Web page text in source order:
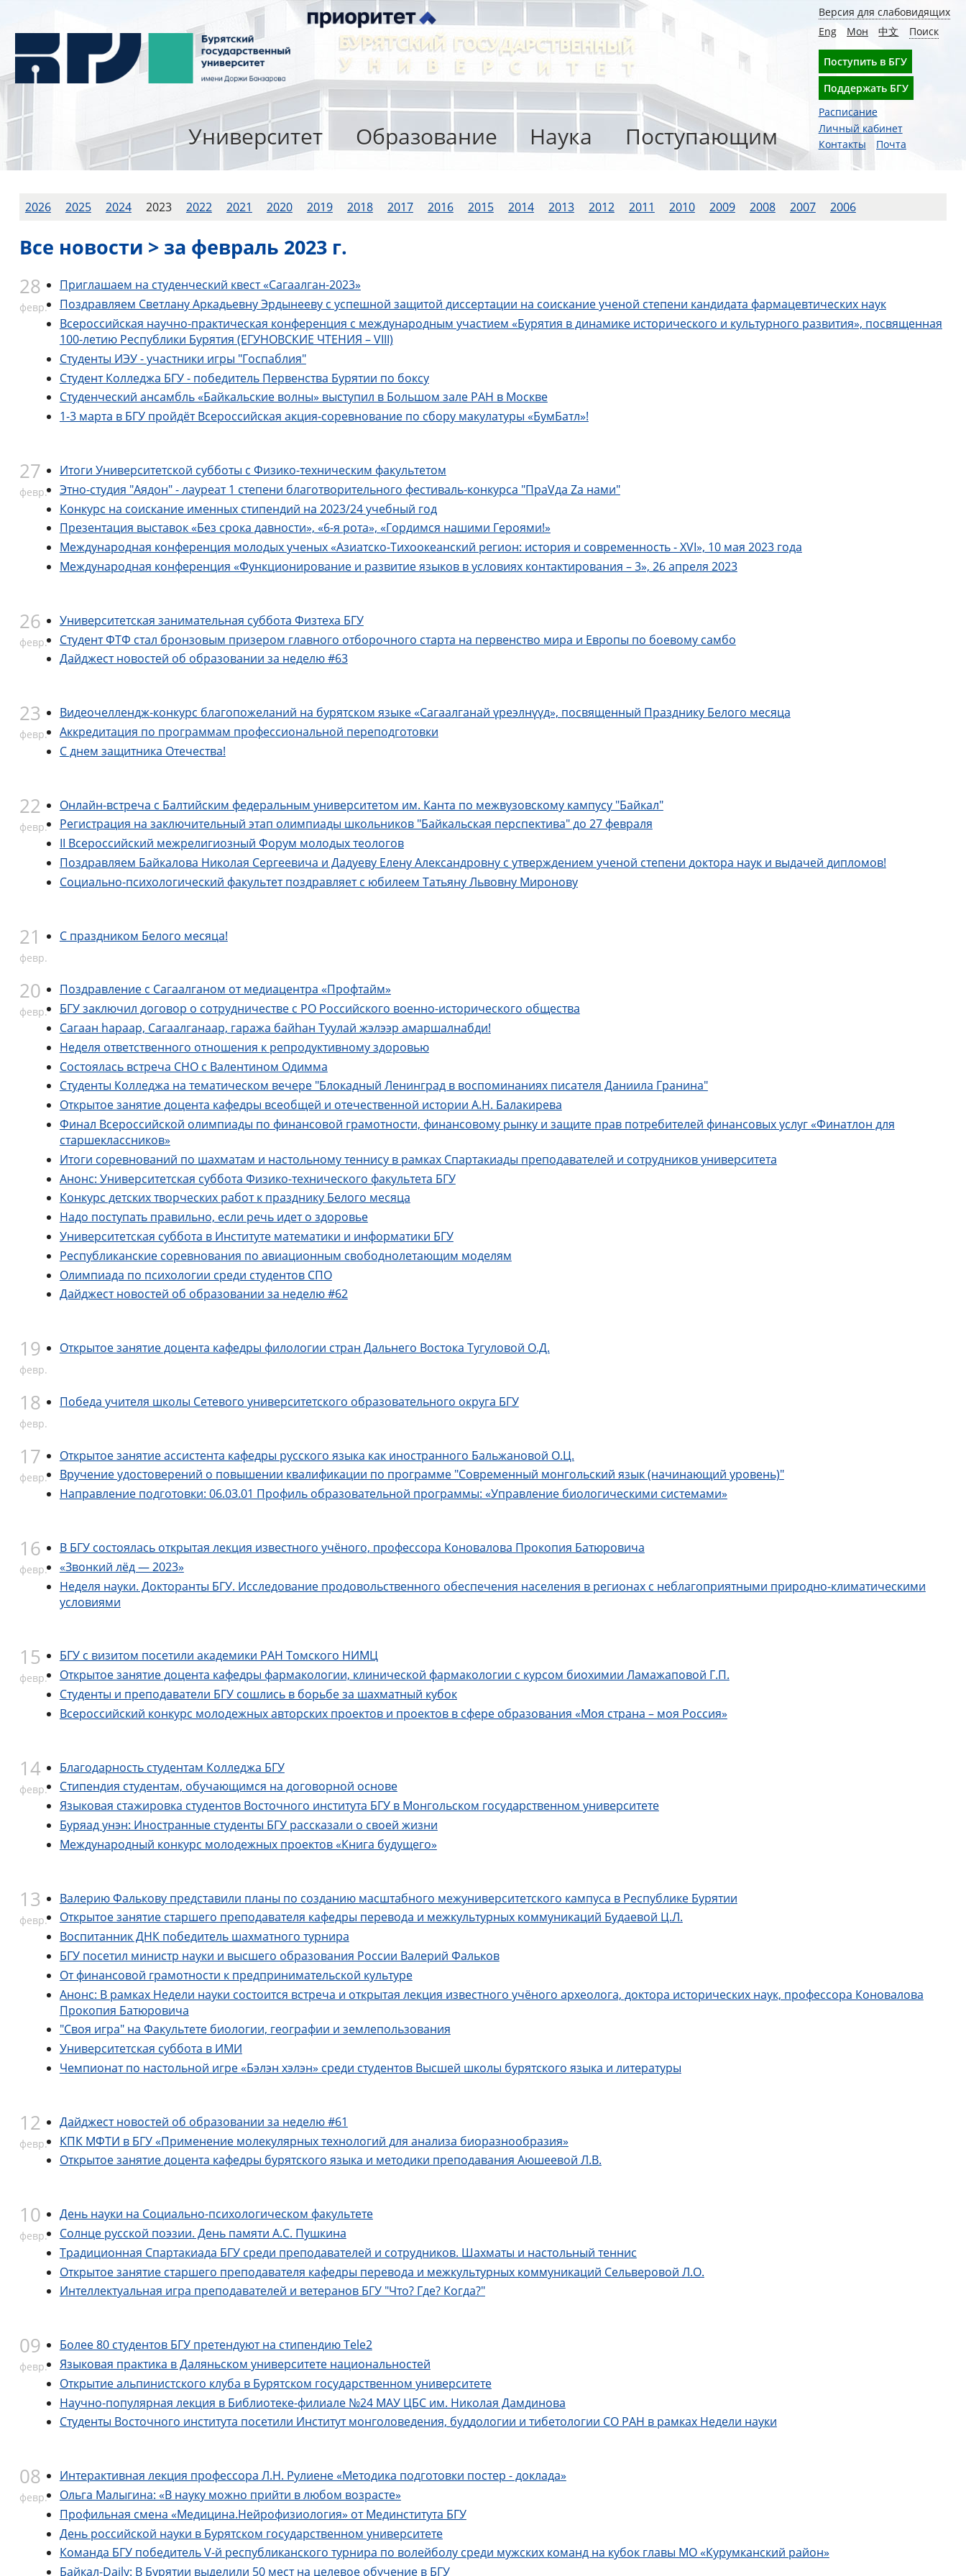
Версия для слабовидящих
Eng
Мон 中文 Поиск
Поступить в БГУ
Поддержать БГУ
Расписание
Личный кабинет
Контакты
Почта
Университет Образование Наука Поступающим
2026 2025 2024 2023 2022 2021 2020 2019 2018 2017 2016 2015 2014 2013 2012 2011 2010 2009 2008 2007 2006
Все новости > за февраль 2023 г.
28
февр.
Приглашаем на студенческий квест «Сагаалган-2023»
Поздравляем Светлану Аркадьевну Эрдынееву с успешной защитой диссертации на соискание ученой степени кандидата фармацевтических наук
Всероссийская научно-практическая конференция с международным участием «Бурятия в динамике исторического и культурного развития», посвященная
100-летию Республики Бурятия (ЕГУНОВСКИЕ ЧТЕНИЯ – VIII)
Студенты ИЭУ - участники игры "Госпаблия"
Студент Колледжа БГУ - победитель Первенства Бурятии по боксу
Студенческий ансамбль «Байкальские волны» выступил в Большом зале РАН в Москве
1-3 марта в БГУ пройдёт Всероссийская акция-соревнование по сбору макулатуры «БумБатл»!
27
февр.
Итоги Университетской субботы с Физико-техническим факультетом
Этно-студия "Аядон" - лауреат 1 степени благотворительного фестиваль-конкурса "ПраVда Zа нами"
Конкурс на соискание именных стипендий на 2023/24 учебный год
Презентация выставок «Без срока давности», «6-я рота», «Гордимся нашими Героями!»
Международная конференция молодых ученых «Азиатско-Тихоокеанский регион: история и современность - XVI», 10 мая 2023 года
Международная конференция «Функционирование и развитие языков в условиях контактирования – 3», 26 апреля 2023
26
февр.
Университетская занимательная суббота Физтеха БГУ
Студент ФТФ стал бронзовым призером главного отборочного старта на первенство мира и Европы по боевому самбо
Дайджест новостей об образовании за неделю #63
23
февр.
Видеочеллендж-конкурс благопожеланий на бурятском языке «Сагаалганай үреэлнүүд», посвященный Празднику Белого месяца
Аккредитация по программам профессиональной переподготовки
С днем защитника Отечества!
22
февр.
Онлайн-встреча с Балтийским федеральным университетом им. Канта по межвузовскому кампусу "Байкал"
Регистрация на заключительный этап олимпиады школьников "Байкальская перспектива" до 27 февраля
II Всероссийский межрелигиозный Форум молодых теологов
Поздравляем Байкалова Николая Сергеевича и Дадуеву Елену Александровну с утверждением ученой степени доктора наук и выдачей дипломов!
Социально-психологический факультет поздравляет с юбилеем Татьяну Львовну Миронову
21
февр.
С праздником Белого месяца!
20
февр.
Поздравление с Сагаалганом от медиацентра «Профтайм»
БГУ заключил договор о сотрудничестве с РО Российского военно-исторического общества
Сагаaн hараар, Сагаалганаар, гаража байhан Туулай жэлээр амаршалнабди!
Неделя ответственного отношения к репродуктивному здоровью
Состоялась встреча СНО с Валентином Одимма
Студенты Колледжа на тематическом вечере "Блокадный Ленинград в воспоминаниях писателя Даниила Гранина"
Открытое занятие доцента кафедры всеобщей и отечественной истории А.Н. Балакирева
Финал Всероссийской олимпиады по финансовой грамотности, финансовому рынку и защите прав потребителей финансовых услуг «Финатлон для
старшеклассников»
Итоги соревнований по шахматам и настольному теннису в рамках Спартакиады преподавателей и сотрудников университета
Анонс: Университетская суббота Физико-технического факультета БГУ
Конкурс детских творческих работ к празднику Белого месяца
Надо поступать правильно, если речь идет о здоровье
Университетская суббота в Институте математики и информатики БГУ
Республиканские соревнования по авиационным свободнолетающим моделям
Олимпиада по психологии среди студентов СПО
Дайджест новостей об образовании за неделю #62
19
февр.
Открытое занятие доцента кафедры филологии стран Дальнего Востока Тугуловой О.Д.
18
февр.
Победа учителя школы Сетевого университетского образовательного округа БГУ
17
февр.
Открытое занятие ассистента кафедры русского языка как иностранного Бальжановой О.Ц.
Вручение удостоверений о повышении квалификации по программе "Современный монгольский язык (начинающий уровень)"
Направление подготовки: 06.03.01 Профиль образовательной программы: «Управление биологическими системами»
16
февр.
В БГУ состоялась открытая лекция известного учёного, профессора Коновалова Прокопия Батюровича
«Звонкий лёд — 2023»
Неделя науки. Докторанты БГУ. Исследование продовольственного обеспечения населения в регионах с неблагоприятными природно-климатическими
условиями
15
февр.
БГУ с визитом посетили академики РАН Томского НИМЦ
Открытое занятие доцента кафедры фармакологии, клинической фармакологии с курсом биохимии Ламажаповой Г.П.
Студенты и преподаватели БГУ сошлись в борьбе за шахматный кубок
Всероссийский конкурс молодежных авторских проектов и проектов в сфере образования «Моя страна – моя Россия»
14
февр.
Благодарность студентам Колледжа БГУ
Стипендия студентам, обучающимся на договорной основе
Языковая стажировка студентов Восточного института БГУ в Монгольском государственном университете
Буряад унэн: Иностранные студенты БГУ рассказали о своей жизни
Международный конкурс молодежных проектов «Книга будущего»
13
февр.
Валерию Фалькову представили планы по созданию масштабного межуниверситетского кампуса в Республике Бурятии
Открытое занятие старшего преподавателя кафедры перевода и межкультурных коммуникаций Будаевой Ц.Л.
Воспитанник ДНК победитель шахматного турнира
БГУ посетил министр науки и высшего образования России Валерий Фальков
От финансовой грамотности к предпринимательской культуре
Анонс: В рамках Недели науки состоится встреча и открытая лекция известного учёного археолога, доктора исторических наук, профессора Коновалова
Прокопия Батюровича
"Своя игра" на Факультете биологии, географии и землепользования
Университетская суббота в ИМИ
Чемпионат по настольной игре «Бэлэн хэлэн» среди студентов Высшей школы бурятского языка и литературы
12
февр.
Дайджест новостей об образовании за неделю #61
КПК МФТИ в БГУ «Применение молекулярных технологий для анализа биоразнообразия»
Открытое занятие доцента кафедры бурятского языка и методики преподавания Аюшеевой Л.В.
10
февр.
День науки на Социально-психологическом факультете
Солнце русской поэзии. День памяти А.С. Пушкина
Традиционная Спартакиада БГУ среди преподавателей и сотрудников. Шахматы и настольный теннис
Открытое занятие старшего преподавателя кафедры перевода и межкультурных коммуникаций Сельверовой Л.О.
Интеллектуальная игра преподавателей и ветеранов БГУ "Что? Где? Когда?"
09
февр.
Более 80 студентов БГУ претендуют на стипендию Tele2
Языковая практика в Даляньском университете национальностей
Открытие альпинистского клуба в Бурятском государственном университете
Научно-популярная лекция в Библиотеке-филиале №24 МАУ ЦБС им. Николая Дамдинова
Студенты Восточного института посетили Институт монголоведения, буддологии и тибетологии СО РАН в рамках Недели науки
08
февр.
Интерактивная лекция профессора Л.Н. Рулиене «Методика подготовки постер - доклада»
Ольга Малыгина: «В науку можно прийти в любом возрасте»
Профильная смена «Медицина.Нейрофизиология» от Мединститута БГУ
День российской науки в Бурятском государственном университете
Команда БГУ победитель V-й республиканского турнира по волейболу среди мужских команд на кубок главы МО «Курумканский район»
Байкал-Daily: В Бурятии выделили 50 мест на целевое обучение в БГУ